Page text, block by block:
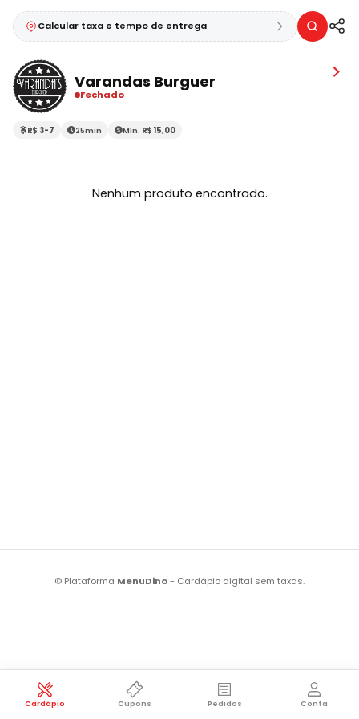
Calcular taxa e tempo de entrega
Cardápio Cupons Pedidos Conta
Varandas Burguer
Fechado
R$ 3-7 25min Mín. R$ 15,00
Nenhum produto encontrado.
© Plataforma MenuDino- Cardápio digital sem taxas.